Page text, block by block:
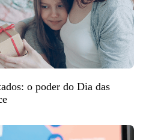
o poder do Dia das